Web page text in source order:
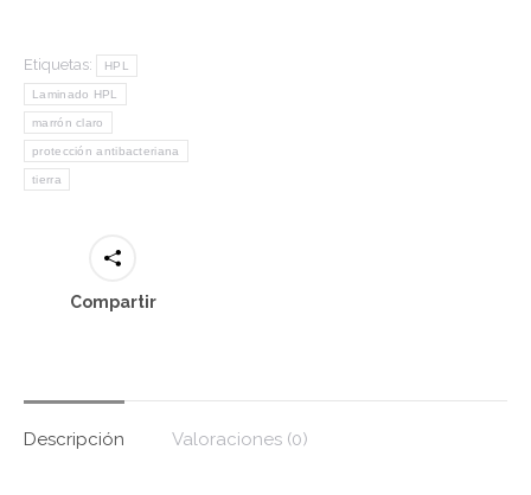
Etiquetas: HPL
Laminado HPL
marrón claro
protección antibacteriana
tierra
Compartir
Descripción Valoraciones (0)